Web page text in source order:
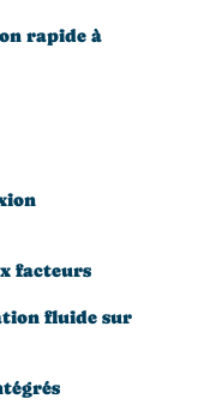
rapide à
facteurs
fluide sur